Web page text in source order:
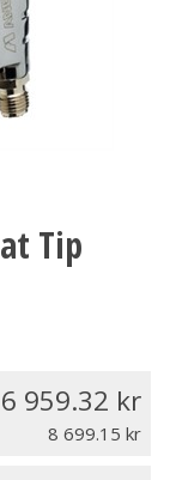
Tip
6 959.32
8 699.15